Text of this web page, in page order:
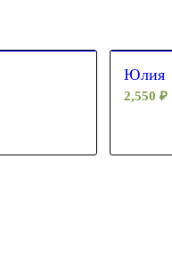
Юлия
2,550 ₽